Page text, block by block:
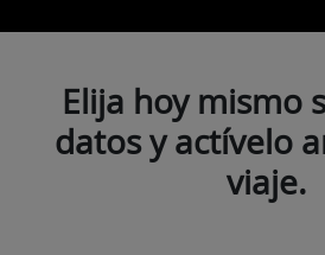
Elija hoy mismo
datos y actívelo
viaje.